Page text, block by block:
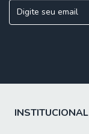
INSTITUCIONAL